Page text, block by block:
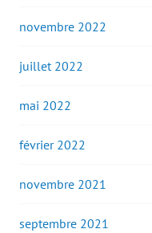
novembre 2022
juillet 2022
mai 2022
février 2022
novembre 2021
septembre 2021